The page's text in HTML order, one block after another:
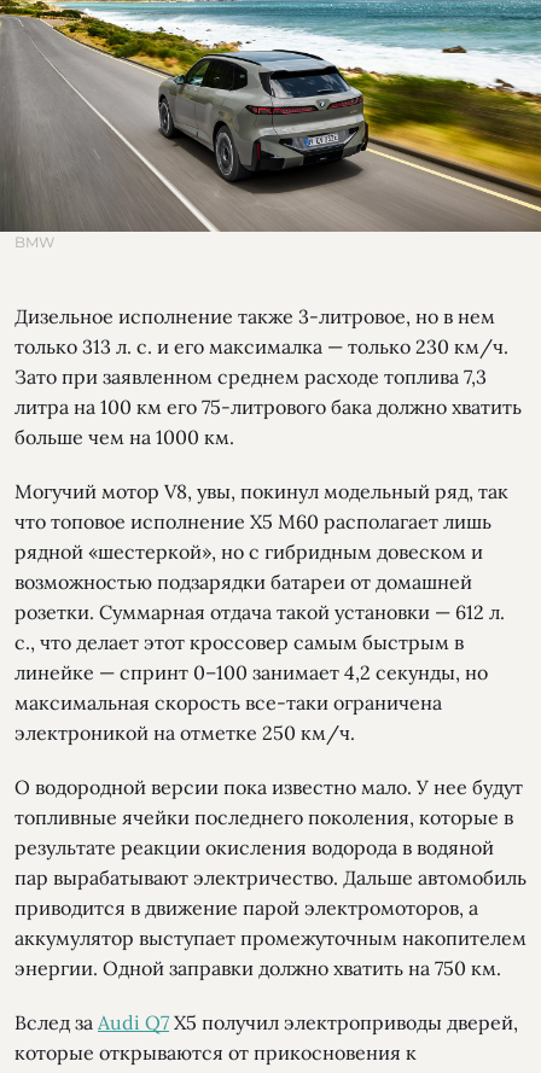
BMW
Дизельное исполнение также 3-литровое, но в нем
только 313 л. с. и его максималка — только 230 км/ч.
Зато при заявленном среднем расходе топлива 7,3
литра на 100 км его 75-литрового бака должно хватить
больше чем на 1000 км.
Могучий мотор V8, увы, покинул модельный ряд, так
что топовое исполнение Х5 М60 располагает лишь
рядной «шестеркой», но с гибридным довеском и
возможностью подзарядки батареи от домашней
розетки. Суммарная отдача такой установки — 612 л.
с., что делает этот кроссовер самым быстрым в
линейке — спринт 0–100 занимает 4,2 секунды, но
максимальная скорость все-таки ограничена
электроникой на отметке 250 км/ч.
О водородной версии пока известно мало. У нее будут
топливные ячейки последнего поколения, которые в
результате реакции окисления водорода в водяной
пар вырабатывают электричество. Дальше автомобиль
приводится в движение парой электромоторов, а
аккумулятор выступает промежуточным накопителем
энергии. Одной заправки должно хватить на 750 км.
Вслед за Audi Q7 Х5 получил электроприводы дверей,
которые открываются от прикосновения к